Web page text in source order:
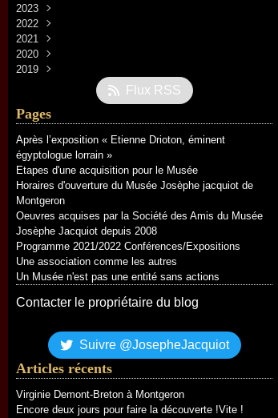
Novembre
Septembre
Février
Février
2023
Octobre
Septembre
Juillet
Juin
2022
Décembre
Novembre
Octobre
Mai(2)
Mars(5)
Février(2)
2021
Décembre
Novembre
(3)
Août
2020
Novembre
(4)
Avril
Février(3)
Janvier(3)
2019
Flux RSS
Pages
Après l’exposition « Etienne Drioton, éminent
égyptologue lorrain »
Etapes d'une acquisition pour le Musée
Horaires d'ouverture du Musée Josèphe jacquiot de
Montgeron
Oeuvres acquises par la Société des Amis du Musée
Josèphe Jacquiot depuis 2008
Programme 2021/2022 Conférences/Expositions
Une association comme les autres
Un Musée n'est pas une entité sans actions
Contacter le propriétaire du blog
Suivre @JosepheJacquiot
Articles récents
Virginie Demont-Breton à Montgeron
Encore deux jours pour faire la découverte !Vite !